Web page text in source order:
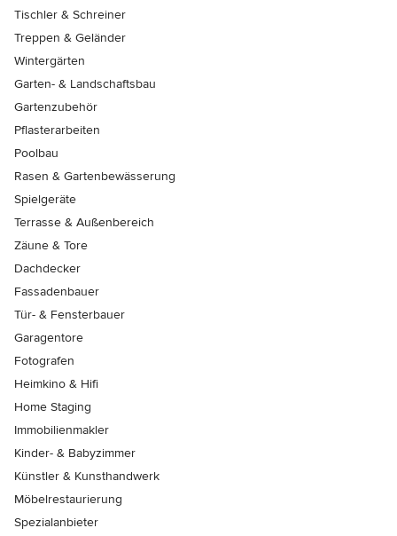
Tischler & Schreiner
Treppen & Geländer
Wintergärten
Garten- & Landschaftsbau
Gartenzubehör
Pflasterarbeiten
Poolbau
Rasen & Gartenbewässerung
Spielgeräte
Terrasse & Außenbereich
Zäune & Tore
Dachdecker
Fassadenbauer
Tür- & Fensterbauer
Garagentore
Fotografen
Heimkino & Hifi
Home Staging
Immobilienmakler
Kinder- & Babyzimmer
Künstler & Kunsthandwerk
Möbelrestaurierung
Spezialanbieter